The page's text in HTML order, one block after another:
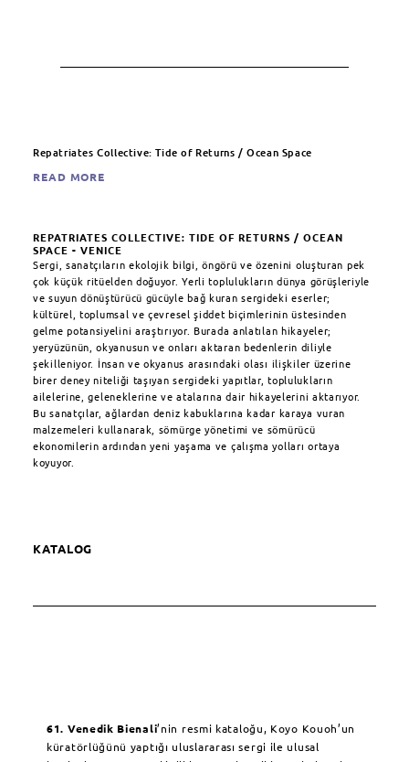
Repatriates Collective: Tide of Returns / Ocean Space
READ MORE
REPATRIATES COLLECTIVE: TIDE OF RETURNS / OCEAN
SPACE - VENICE
Sergi, sanatçıların ekolojik bilgi, öngörü ve özenini oluşturan pek
çok küçük ritüelden doğuyor. Yerli toplulukların dünya görüşleriyle
ve suyun dönüştürücü gücüyle bağ kuran sergideki eserler;
kültürel, toplumsal ve çevresel şiddet biçimlerinin üstesinden
gelme potansiyelini araştırıyor. Burada anlatılan hikayeler;
yeryüzünün, okyanusun ve onları aktaran bedenlerin diliyle
şekilleniyor. İnsan ve okyanus arasındaki olası ilişkiler üzerine
birer deney niteliği taşıyan sergideki yapıtlar, toplulukların
ailelerine, geleneklerine ve atalarına dair hikayelerini aktarıyor.
Bu sanatçılar, ağlardan deniz kabuklarına kadar karaya vuran
malzemeleri kullanarak, sömürge yönetimi ve sömürücü
ekonomilerin ardından yeni yaşama ve çalışma yolları ortaya
koyuyor.
KATALOG
61. Venedik Bienali’nin resmi kataloğu, Koyo Kouoh’un
küratörlüğünü yaptığı uluslararası sergi ile ulusal